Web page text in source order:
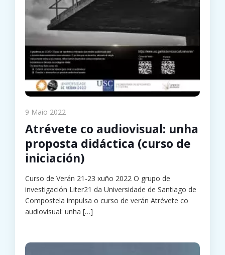
9 Maio 2022
Atrévete co audiovisual: unha
proposta didáctica (curso de
iniciación)
Curso de Verán 21-23 xuño 2022 O grupo de
investigación Liter21 da Universidade de Santiago de
Compostela impulsa o curso de verán Atrévete co
audiovisual: unha […]